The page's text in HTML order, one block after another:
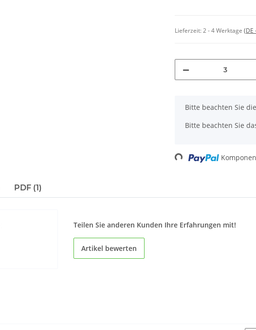
Lieferzeit:2 - 4 Werktage (DE
x
Bitte beachten Sie
Bitte beachten Sie
Loading...
PDF (1)
Teilen Sie anderen Kunden Ihre Erfahrungen mit!
Artikel bewerten